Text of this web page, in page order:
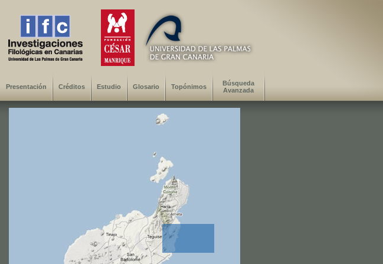
Presentación Créditos Estudio Glosario Topónimos
Búsqueda
Avanzada